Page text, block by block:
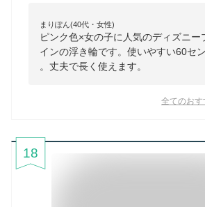
まりぽん(40代・女性)
ピンク色×女の子に人気のディズニー
インの浮き輪です。使いやすい60セ
。丈夫で長く使えます。
全てのおす
18